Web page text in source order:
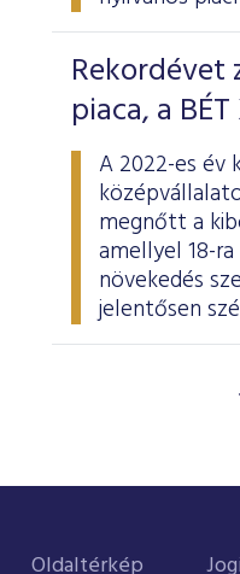
piaca, a
A 2022-es év
megnőtt a
amellyel 18-
növekedés
jelentősen
Oldaltérkép